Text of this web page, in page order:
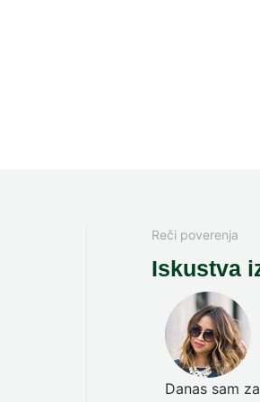
Reči poverenja
Iskustva
Danas sam